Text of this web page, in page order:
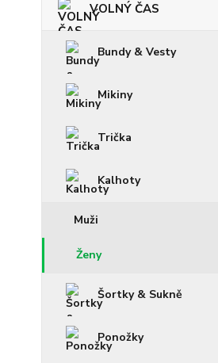
VOLNÝ ČAS
Bundy & Vesty
Mikiny
Trička
Kalhoty
Muži
Ženy
Šortky & Sukně
Ponožky